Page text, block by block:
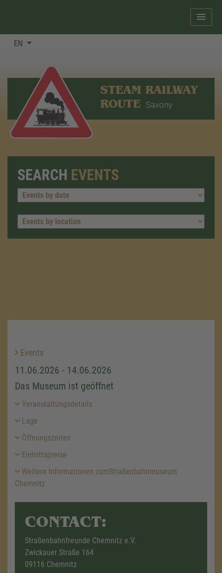
EN
STEAM RAILWAY
ROUTE Saxony
SEARCH EVENTS
Events
11.06.2026 - 14.06.2026
Das Museum ist geöffnet
Veranstaltungsdetails
Lage
Öffnungszeiten
Eintrittspreise
Weitere Informationen zumStraßenbahnmuseum
Chemnitz
CONTACT:
Straßenbahnfreunde Chemnitz e.V.
Zwickauer Straße 164
09116 Chemnitz